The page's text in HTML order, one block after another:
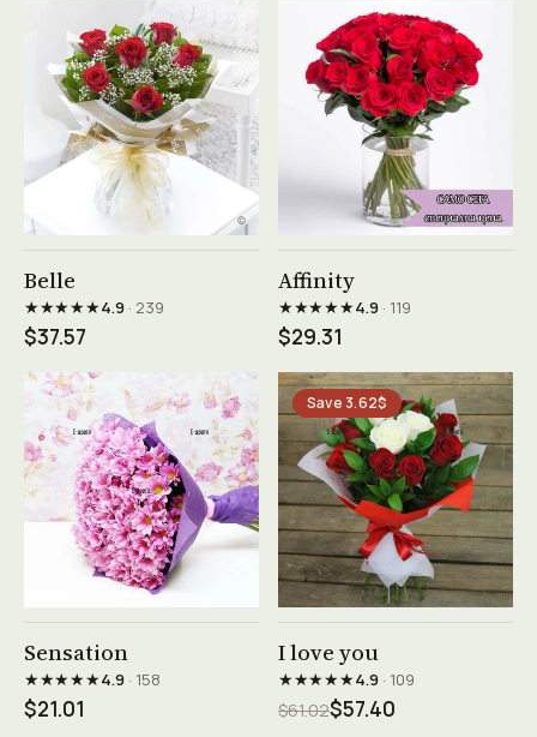
Belle
★★★★★4.9· 239
$37.57
Affinity
★★★★★4.9· 119
$29.31
Sensation
★★★★★4.9· 158
$21.01
Save 3.62$
I love you
★★★★★4.9· 109
$61.02$57.40